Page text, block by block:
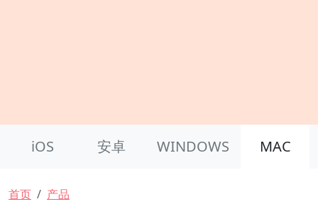
iOS 安卓 WINDOWS MAC
面包屑
首页 产品